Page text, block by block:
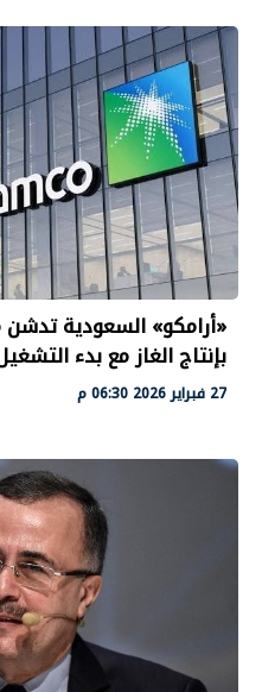
«أرامكو» السعودية
بإنتاج الغاز مع بدء
27 فبراير 2026 06:30 م